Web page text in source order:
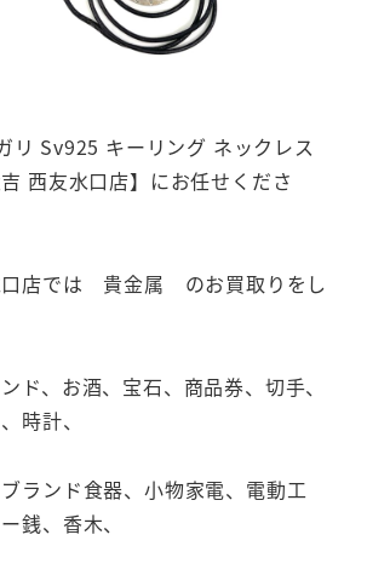
リ Sv925 キーリング ネックレス
西友水口店】にお任せくださ
口店では 貴金属 のお買取りをし
ド、お酒、宝石、商品券、切手、
時計、
ランド食器、小物家電、電動工
銭、香木、